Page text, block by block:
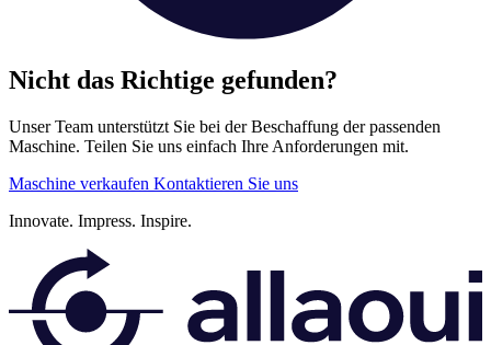
Nicht das Richtige gefunden?
Unser Team unterstützt Sie bei der Beschaffung der passenden
Maschine. Teilen Sie uns einfach Ihre Anforderungen mit.
Maschine verkaufen Kontaktieren Sie uns
Innovate. Impress. Inspire.